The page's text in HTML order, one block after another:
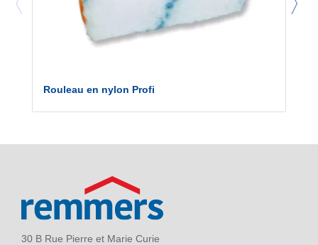
Rouleau en nylon Profi
30 B Rue Pierre et Marie Curie